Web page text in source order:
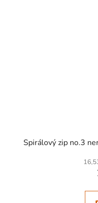
Spirálový zip no.3